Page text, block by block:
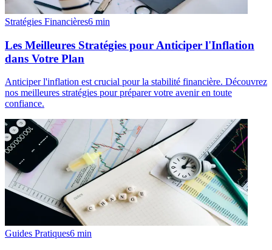
Stratégies Financières6 min
Les Meilleures Stratégies pour Anticiper l'Inflation
dans Votre Plan
Anticiper l'inflation est crucial pour la stabilité financière. Découvrez
nos meilleures stratégies pour préparer votre avenir en toute
confiance.
Guides Pratiques6 min